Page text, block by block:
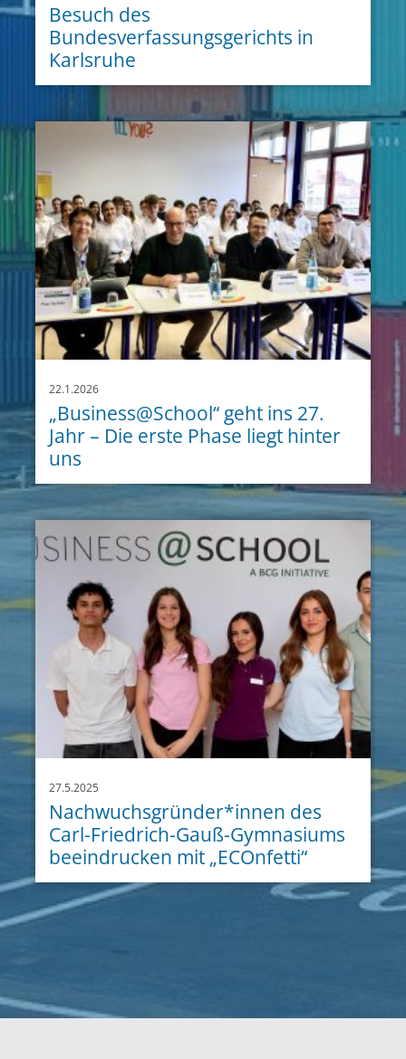
Besuch des
Bundesverfassungsgerichts in
Karlsruhe
22.1.2026
„Business@School“ geht ins 27.
Jahr – Die erste Phase liegt hinter
uns
27.5.2025
Nachwuchsgründer*innen des
Carl-Friedrich-Gauß-Gymnasiums
beeindrucken mit „ECOnfetti“